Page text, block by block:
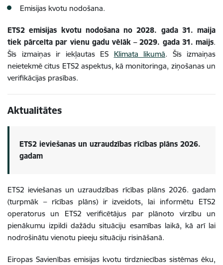
Emisijas kvotu nodošana.
ETS2 emisijas kvotu nodošana no 2028. gada 31. maija
tiek pārcelta par vienu gadu vēlāk – 2029. gada 31. maijs.
Šīs izmaiņas ir iekļautas ES Klimata likumā. Šīs izmaiņas
neietekmē citus ETS2 aspektus, kā monitoringa, ziņošanas un
verifikācijas prasības.
Aktualitātes
ETS2 ieviešanas un uzraudzības rīcības plāns 2026.
gadam
ETS2 ieviešanas un uzraudzības rīcības plāns 2026. gadam
(turpmāk – rīcības plāns) ir izveidots, lai informētu ETS2
operatorus un ETS2 verificētājus par plānoto virzību un
pienākumu izpildi dažādu situāciju esamības laikā, kā arī lai
nodrošinātu vienotu pieeju situāciju risināšanā.
Eiropas Savienības emisijas kvotu tirdzniecības sistēmas ēku,